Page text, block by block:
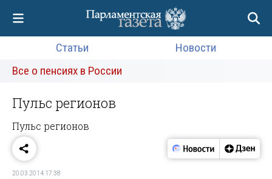
Статьи
Новости
Все о пенсиях в России
Пульс регионов
Пульс регионов
20.03.2014 17:38